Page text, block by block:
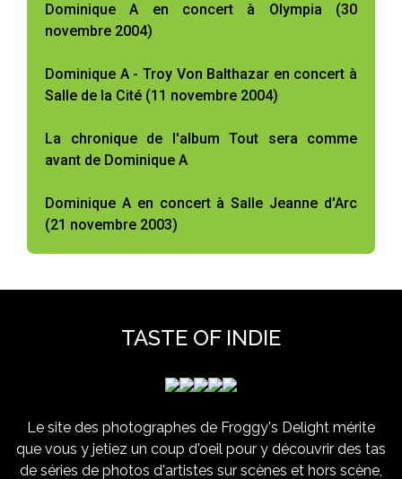
Dominique A en concert à Olympia (30
novembre 2004)
Dominique A - Troy Von Balthazar en concert à
Salle de la Cité (11 novembre 2004)
La chronique de l'album Tout sera comme
avant de Dominique A
Dominique A en concert à Salle Jeanne d'Arc
(21 novembre 2003)
TASTE OF INDIE
Le site des photographes de Froggy's Delight mérite
que vous y jetiez un coup d'oeil pour y découvrir des tas
de séries de photos d'artistes sur scènes et hors scène,